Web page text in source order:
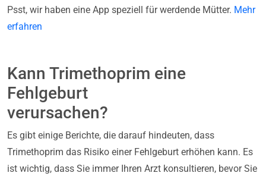
Psst, wir haben eine App speziell für werdende Mütter. Mehr
erfahren
Kann Trimethoprim eine
Fehlgeburt
verursachen?
Es gibt einige Berichte, die darauf hindeuten, dass
Trimethoprim das Risiko einer Fehlgeburt erhöhen kann. Es
ist wichtig, dass Sie immer Ihren Arzt konsultieren, bevor Sie